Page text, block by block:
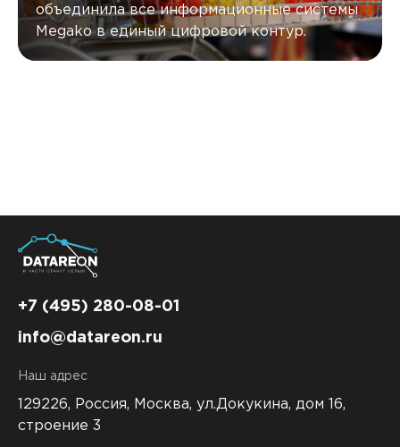
объединила все информационные системы
Megako в единый цифровой контур.
+7 (495) 280-08-01
info@datareon.ru
Наш адрес
129226, Россия, Москва, ул.Докукина, дом 16,
строение 3